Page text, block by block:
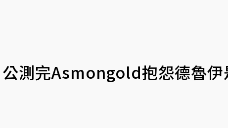
公測完Asmongold抱怨德魯